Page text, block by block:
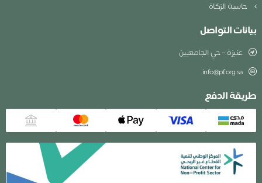
حاسبة الزكاة
بيانات التواصل
عنيزة – حي الجامعيين
info@pf.org.sa
طريقة الدفع